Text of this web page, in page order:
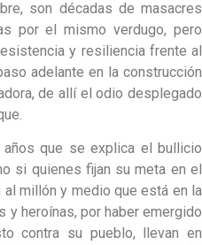
son décadas de masacres
por el mismo verdugo, pero
y resiliencia frente al
adelante en la construcción
de allí el odio desplegado
que se explica el bullicio
si quienes fijan su meta en el
al millón y medio que está en la
y heroínas, por haber emergido
contra su pueblo, llevan en